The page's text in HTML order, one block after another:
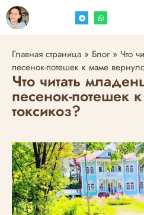
Главная страница » Блог » Что
песенок-потешек к маме
Что читать
песенок-потешек
токсикоз?